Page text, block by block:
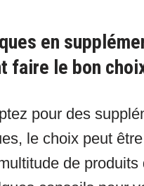
en
faire le bon
pour des
le choix peut
de produits